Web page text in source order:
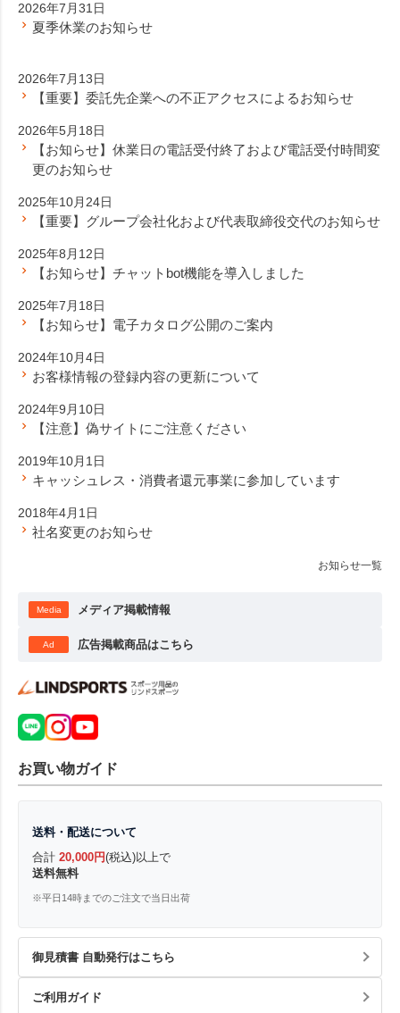
2026年7月31日
夏季休業のお知らせ
2026年7月13日
【重要】委託先企業への不正アクセスによるお知らせ
2026年5月18日
【お知らせ】休業日の電話受付終了および電話受付時間変
更のお知らせ
2025年10月24日
【重要】グループ会社化および代表取締役交代のお知らせ
2025年8月12日
【お知らせ】チャットbot機能を導入しました
2025年7月18日
【お知らせ】電子カタログ公開のご案内
2024年10月4日
お客様情報の登録内容の更新について
2024年9月10日
【注意】偽サイトにご注意ください
2019年10月1日
キャッシュレス・消費者還元事業に参加しています
2018年4月1日
社名変更のお知らせ
お知らせ一覧
Media メディア掲載情報
Ad 広告掲載商品はこちら
お買い物ガイド
送料・配送について
合計 20,000円(税込)以上で
送料無料
※平日14時までのご注文で当日出荷
御見積書 自動発行はこちら
ご利用ガイド